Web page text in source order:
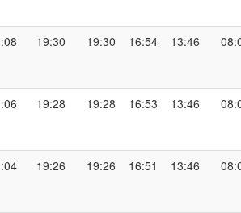
13:46
16:54
19:30
19:30
21:08
13:46
16:53
19:28
19:28
21:06
13:46
16:51
19:26
19:26
21:04